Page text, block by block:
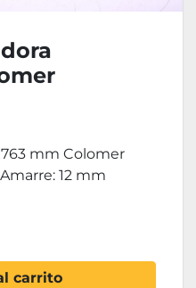
mm Colomer
12 mm
carrito